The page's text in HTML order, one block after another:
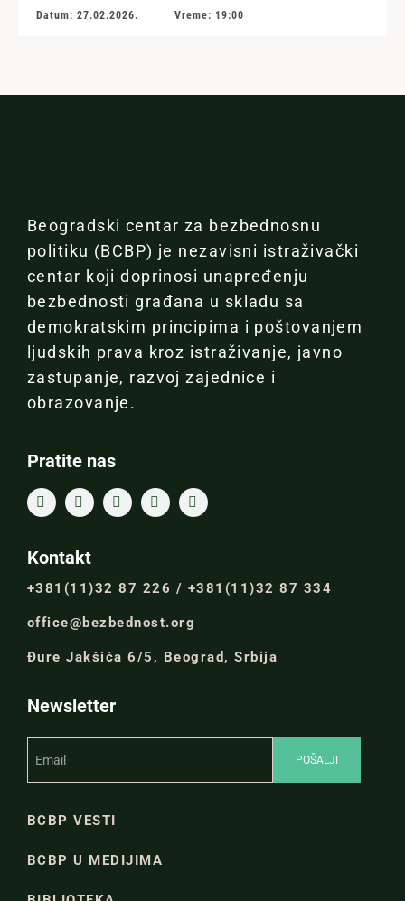
Datum: 27.02.2026. Vreme: 19:00
Beogradski centar za bezbednosnu
politiku (BCBP) je nezavisni istraživački
centar koji doprinosi unapređenju
bezbednosti građana u skladu sa
demokratskim principima i poštovanjem
ljudskih prava kroz istraživanje, javno
zastupanje, razvoj zajednice i
obrazovanje.
Pratite nas
Kontakt
+381(11)32 87 226 / +381(11)32 87 334
office@bezbednost.org
Đure Jakšića 6/5, Beograd, Srbija
Newsletter
BCBP VESTI
BCBP U MEDIJIMA